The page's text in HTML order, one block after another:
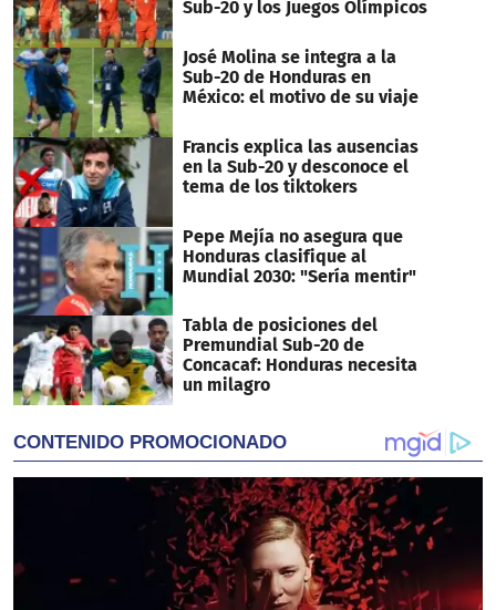
Sub-20 y los Juegos Olímpicos
José Molina se integra a la
Sub-20 de Honduras en
México: el motivo de su viaje
Francis explica las ausencias
en la Sub-20 y desconoce el
tema de los tiktokers
Pepe Mejía no asegura que
Honduras clasifique al
Mundial 2030: "Sería mentir"
Tabla de posiciones del
Premundial Sub-20 de
Concacaf: Honduras necesita
un milagro